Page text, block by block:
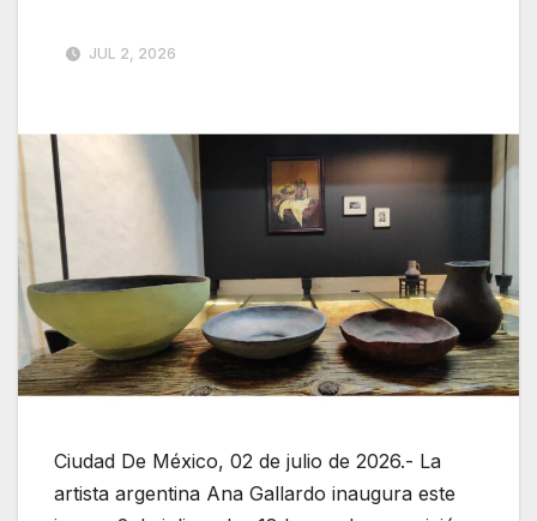
JUL 2, 2026
Ciudad De México, 02 de julio de 2026.- La
artista argentina Ana Gallardo inaugura este